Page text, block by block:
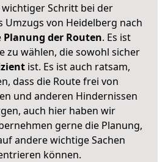
Schritt bei der
Umzugs von Heidelberg nach
Planung der Routen. Es ist
zu wählen, die sowohl sicher
ist. Es ist auch ratsam,
dass die Route frei von
und anderen Hindernissen
auch hier haben wir
gerne die Planung,
andere wichtige Sachen
können.